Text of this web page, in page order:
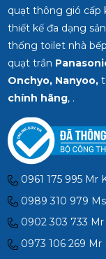
quạt thông gió cấp
thiết kế đa dạng
thống toilet nhà
quạt trần
Onchyo, Nanyoo,
chính hãng, .
0961 175 995 Mr
0989 310 979
0902 303 733 Mr
0973 106 269 Mr